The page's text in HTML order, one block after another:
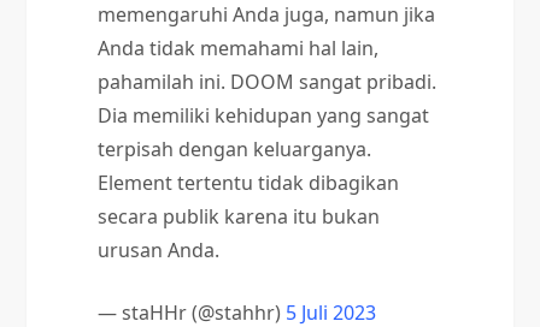
memengaruhi Anda juga, namun jika
Anda tidak memahami hal lain,
pahamilah ini. DOOM sangat pribadi.
Dia memiliki kehidupan yang sangat
terpisah dengan keluarganya.
Element tertentu tidak dibagikan
secara publik karena itu bukan
urusan Anda.
— staHHr (@stahhr) 5 Juli 2023